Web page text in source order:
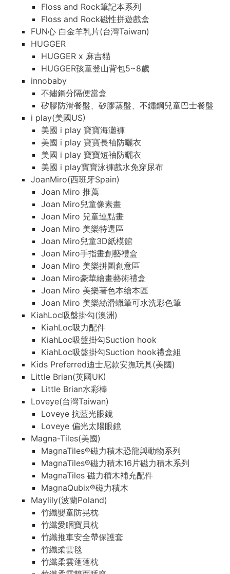
Floss and Rock筆記本系列
Floss and Rock磁性拼遊戲盒
FUN心 白金羊乳片(台灣Taiwan)
HUGGER
HUGGER x 麻吉貓
HUGGER孩童登山背包5~8歲
innobaby
不鏽鋼分隔便當盒
矽膠防滑餐盤、矽膠蒸盤、不鏽鋼兒童巴士餐盤
i play(美國US)
美國 i play 寶寶海灘褲
美國 i play 寶寶長袖防曬衣
美國 i play 寶寶短袖防曬衣
美國 i play寶寶泳褲戲水免穿尿布
JoanMiro(西班牙Spain)
Joan Miro 推薦
Joan Miro兒童像素畫
Joan Miro 兒童連點畫
Joan Miro 美樂特選區
Joan Miro兒童3D紙模館
Joan Miro手指畫創藝禮盒
Joan Miro 美樂拼圖創意區
Joan Miro豪華繪畫藝術禮盒
Joan Miro 美樂著色本繪本區
Joan Miro 美樂絲滑蠟筆可水洗彩色筆
KiahLoc吸盤掛勾(澳洲)
KiahLoc吸力配件
KiahLoc吸盤掛勾Suction hook
KiahLoc吸盤掛勾Suction hook禮盒組
Kids Preferred迪士尼款安撫玩具(美國)
Little Brian(英國UK)
Little Brian水彩棒
Loveye(台灣Taiwan)
Loveye 抗藍光眼鏡
Loveye 偏光太陽眼鏡
Magna-Tiles(美國)
MagnaTiles®磁力積木恐龍與動物系列
MagnaTiles®磁力積木16片磁力積木系列
MagnaTiles 磁力積木補充配件
MagnaQubix®磁力積木
Maylily(波蘭Poland)
竹纖嬰童防晃枕
竹纖愛睏寶貝枕
竹纖推車安全帶保護套
竹纖柔雲毯
竹纖柔雲蓬蓬枕